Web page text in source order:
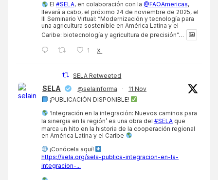
El #SELA, en colaboración con la @FAOAmericas,
llevará a cabo, el próximo 24 de noviembre de 2025, el
III Seminario Virtual: “Modernización y tecnología para
una agricultura sostenible en América Latina y el
Caribe: biotecnología y agricultura de precisión”…
1 X
SELA Retweeted
SELA @selainforma ·
11 Nov
¡PUBLICACIÓN DISPONIBLE!
‘Integración en la integración: Nuevos caminos para
la sinergia en la región’ es una obra del #SELA que
marca un hito en la historia de la cooperación regional
en América Latina y el Caribe
¡Conócela aquí!
https://sela.org/sela-publica-integracion-en-la-
integracion-...